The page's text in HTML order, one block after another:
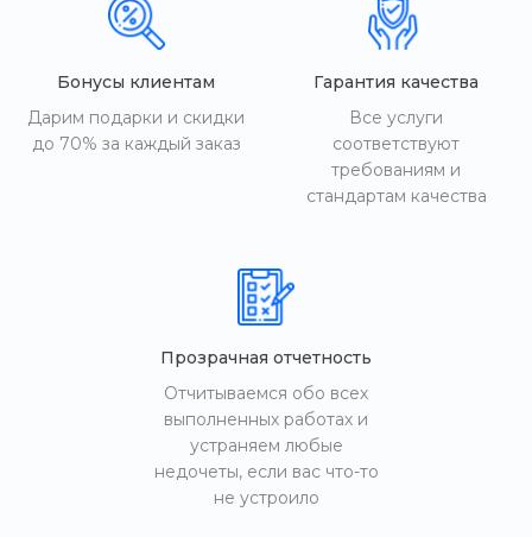
Бонусы клиентам
Дарим подарки и скидки
до 70% за каждый заказ
Гарантия качества
Все услуги
соответствуют
требованиям и
стандартам качества
Прозрачная отчетность
Отчитываемся обо всех
выполненных работах и
устраняем любые
недочеты, если вас что-то
не устроило